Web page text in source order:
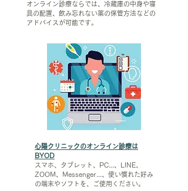
​オンライン診療ならでは、冷蔵庫の中身や寝
具の配置、飲み忘れない薬の保管方法などの
アドバイスが可能です。
心陽クリニックのオンライン診療は
BYOD
スマホ、タブレット、PC...、 LINE、
ZOOM、Messenger...、使い慣れた好み
の端末やソフトを、ご使用ください。